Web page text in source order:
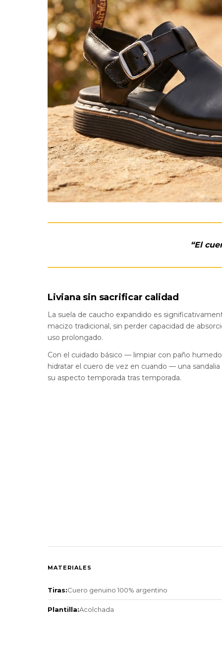
“El
Liviana sin sacrificar calidad
La suela de caucho expandido es
macizo tradicional, sin perder capacidad de
uso prolongado.
Con el cuidado básico — limpiar con paño
hidratar el cuero de vez en cuando — una
su aspecto temporada tras temporada.
MATERIALES
Tiras:Cuero genuino 100% argentino
Plantilla:Acolchada